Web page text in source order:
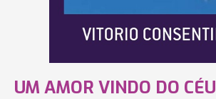
UM AMOR VINDO DO CÉU